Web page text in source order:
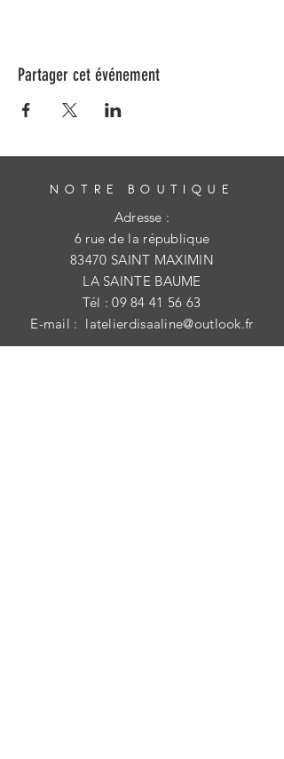
Partager cet événement
NOTRE BOUTIQUE
Adresse :
6 rue de la république
83470 SAINT MAXIMIN
LA SAINTE BAUME
Tél :09 84 41 56 63
E-mail : latelierdisaaline@outlook.fr